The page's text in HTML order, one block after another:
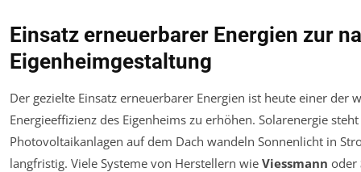
Einsatz erneuerbarer Energien zur
Eigenheimgestaltung
Der gezielte Einsatz erneuerbarer Energien ist heute einer der
Energieeffizienz des Eigenheims zu erhöhen. Solarenergie
Photovoltaikanlagen auf dem Dach wandeln Sonnenlicht in
langfristig. Viele Systeme von Herstellern wie Viessmann oder